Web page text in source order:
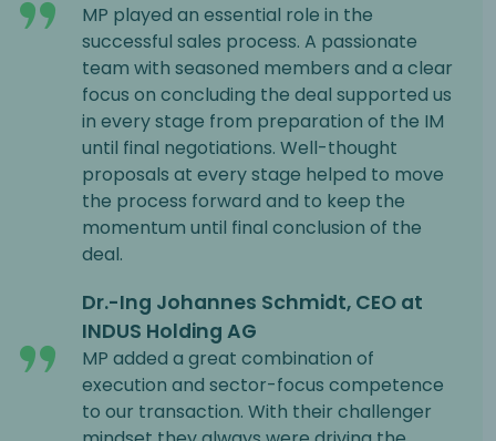
MP played an essential role in the
successful sales process. A passionate
team with seasoned members and a clear
focus on concluding the deal supported us
in every stage from preparation of the IM
until final negotiations. Well-thought
proposals at every stage helped to move
the process forward and to keep the
momentum until final conclusion of the
deal.
Dr.-Ing Johannes Schmidt, CEO at
INDUS Holding AG
MP added a great combination of
execution and sector-focus competence
to our transaction. With their challenger